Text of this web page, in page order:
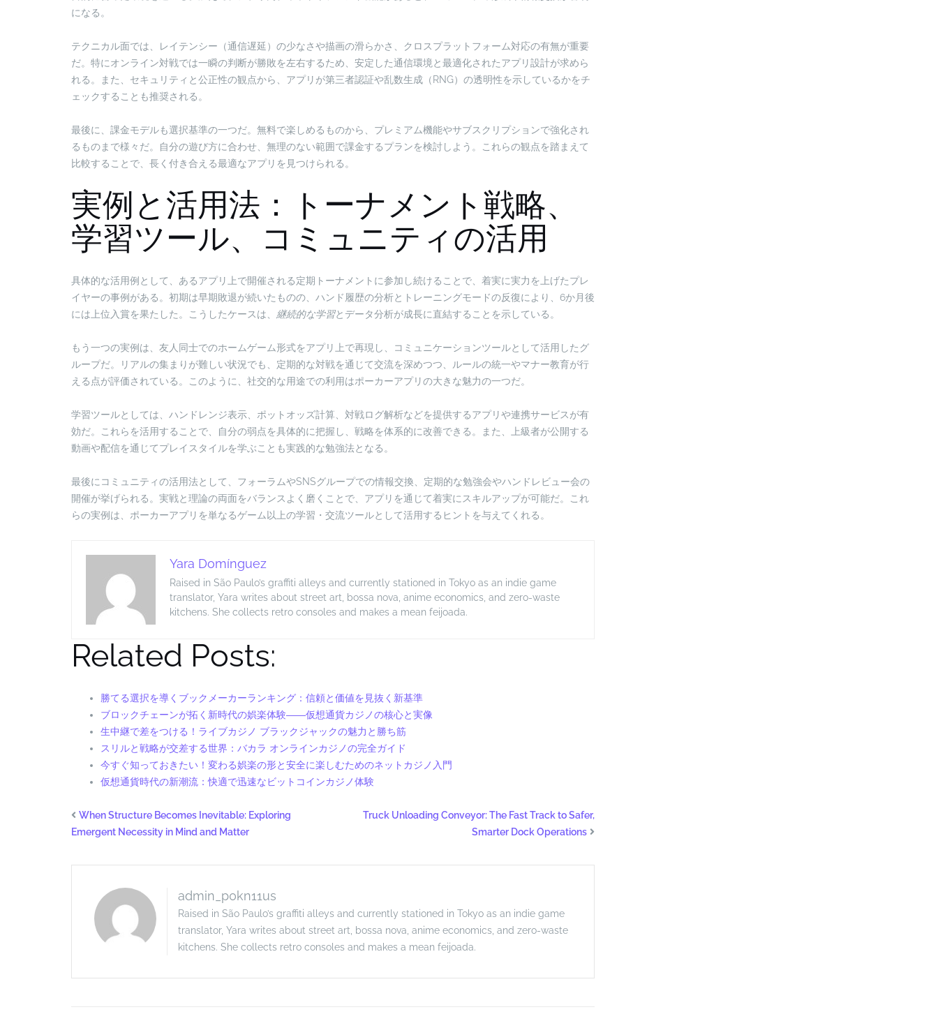
になる。
テクニカル面では、レイテンシー（通信遅延）の少なさや描画の滑らかさ、クロスプラットフォーム対応の有無が重要
だ。特にオンライン対戦では一瞬の判断が勝敗を左右するため、安定した通信環境と最適化されたアプリ設計が求めら
れる。また、セキュリティと公正性の観点から、アプリが第三者認証や乱数生成（RNG）の透明性を示しているかをチ
ェックすることも推奨される。
最後に、課金モデルも選択基準の一つだ。無料で楽しめるものから、プレミアム機能やサブスクリプションで強化され
るものまで様々だ。自分の遊び方に合わせ、無理のない範囲で課金するプランを検討しよう。これらの観点を踏まえて
比較することで、長く付き合える最適なアプリを見つけられる。
実例と活用法：トーナメント戦略、
学習ツール、コミュニティの活用
具体的な活用例として、あるアプリ上で開催される定期トーナメントに参加し続けることで、着実に実力を上げたプレ
イヤーの事例がある。初期は早期敗退が続いたものの、ハンド履歴の分析とトレーニングモードの反復により、6か月後
には上位入賞を果たした。こうしたケースは、 継続的な学習とデータ分析が成長に直結することを示している。
もう一つの実例は、友人同士でのホームゲーム形式をアプリ上で再現し、コミュニケーションツールとして活用したグ
ループだ。リアルの集まりが難しい状況でも、定期的な対戦を通じて交流を深めつつ、ルールの統一やマナー教育が行
える点が評価されている。このように、社交的な用途での利用はポーカーアプリの大きな魅力の一つだ。
学習ツールとしては、ハンドレンジ表示、ポットオッズ計算、対戦ログ解析などを提供するアプリや連携サービスが有
効だ。これらを活用することで、自分の弱点を具体的に把握し、戦略を体系的に改善できる。また、上級者が公開する
動画や配信を通じてプレイスタイルを学ぶことも実践的な勉強法となる。
最後にコミュニティの活用法として、フォーラムやSNSグループでの情報交換、定期的な勉強会やハンドレビュー会の
開催が挙げられる。実戦と理論の両面をバランスよく磨くことで、アプリを通じて着実にスキルアップが可能だ。これ
らの実例は、ポーカーアプリを単なるゲーム以上の学習・交流ツールとして活用するヒントを与えてくれる。
Yara Domínguez
Raised in São Paulo’s graffiti alleys and currently stationed in Tokyo as an indie game
translator, Yara writes about street art, bossa nova, anime economics, and zero-waste
kitchens. She collects retro consoles and makes a mean feijoada.
Related Posts:
勝てる選択を導くブックメーカーランキング：信頼と価値を見抜く新基準
ブロックチェーンが拓く新時代の娯楽体験――仮想通貨カジノの核心と実像
生中継で差をつける！ライブカジノ ブラックジャックの魅力と勝ち筋
スリルと戦略が交差する世界：バカラ オンラインカジノの完全ガイド
今すぐ知っておきたい！変わる娯楽の形と安全に楽しむためのネットカジノ入門
仮想通貨時代の新潮流：快適で迅速なビットコインカジノ体験
When Structure Becomes Inevitable: Exploring
Emergent Necessity in Mind and Matter
Truck Unloading Conveyor: The Fast Track to Safer,
Smarter Dock Operations
admin_p0kn11us
Raised in São Paulo’s graffiti alleys and currently stationed in Tokyo as an indie game
translator, Yara writes about street art, bossa nova, anime economics, and zero-waste
kitchens. She collects retro consoles and makes a mean feijoada.